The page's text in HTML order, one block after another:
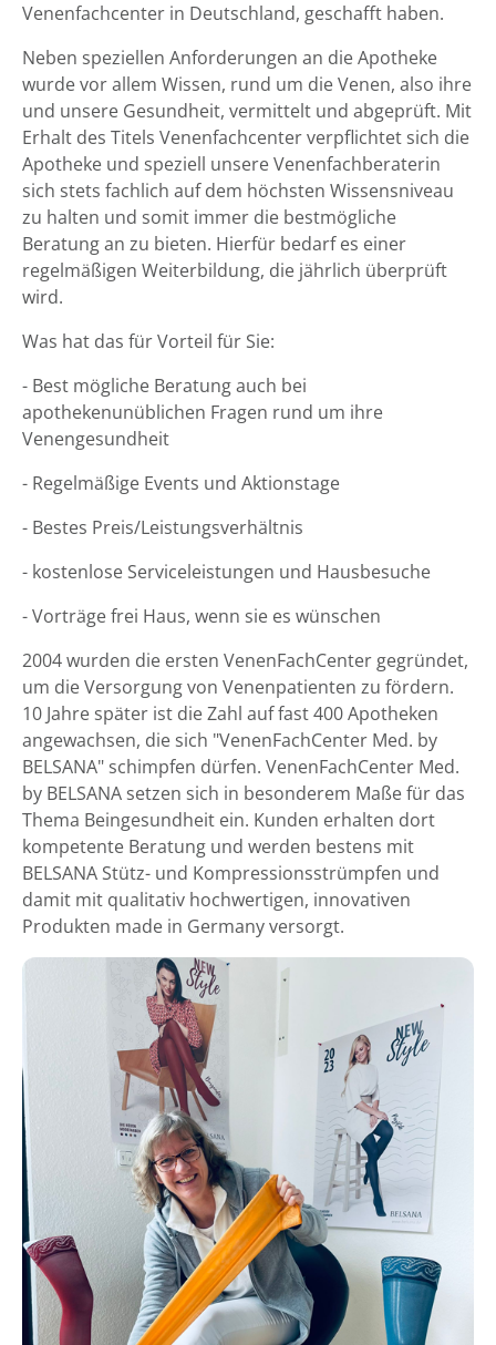
Venenfachcenter in Deutschland, geschafft haben.
Neben speziellen Anforderungen an die Apotheke
wurde vor allem Wissen, rund um die Venen, also ihre
und unsere Gesundheit, vermittelt und abgeprüft. Mit
Erhalt des Titels Venenfachcenter verpflichtet sich die
Apotheke und speziell unsere Venenfachberaterin
sich stets fachlich auf dem höchsten Wissensniveau
zu halten und somit immer die bestmögliche
Beratung an zu bieten. Hierfür bedarf es einer
regelmäßigen Weiterbildung, die jährlich überprüft
wird.
Was hat das für Vorteil für Sie:
- Best mögliche Beratung auch bei
apothekenunüblichen Fragen rund um ihre
Venengesundheit
- Regelmäßige Events und Aktionstage
- Bestes Preis/Leistungsverhältnis
- kostenlose Serviceleistungen und Hausbesuche
- Vorträge frei Haus, wenn sie es wünschen
2004 wurden die ersten VenenFachCenter gegründet,
um die Versorgung von Venenpatienten zu fördern.
10 Jahre später ist die Zahl auf fast 400 Apotheken
angewachsen, die sich "VenenFachCenter Med. by
BELSANA" schimpfen dürfen. VenenFachCenter Med.
by BELSANA setzen sich in besonderem Maße für das
Thema Beingesundheit ein. Kunden erhalten dort
kompetente Beratung und werden bestens mit
BELSANA Stütz- und Kompressionsstrümpfen und
damit mit qualitativ hochwertigen, innovativen
Produkten made in Germany versorgt.